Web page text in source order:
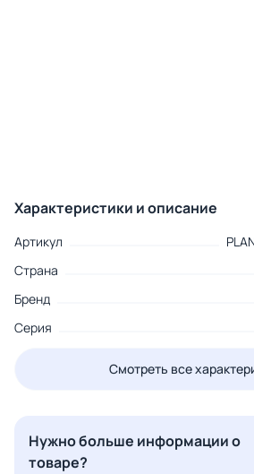
Характеристики и описание
Артикул
Страна
Бренд
Серия
Смотреть все
Нужно больше информации о
товаре?